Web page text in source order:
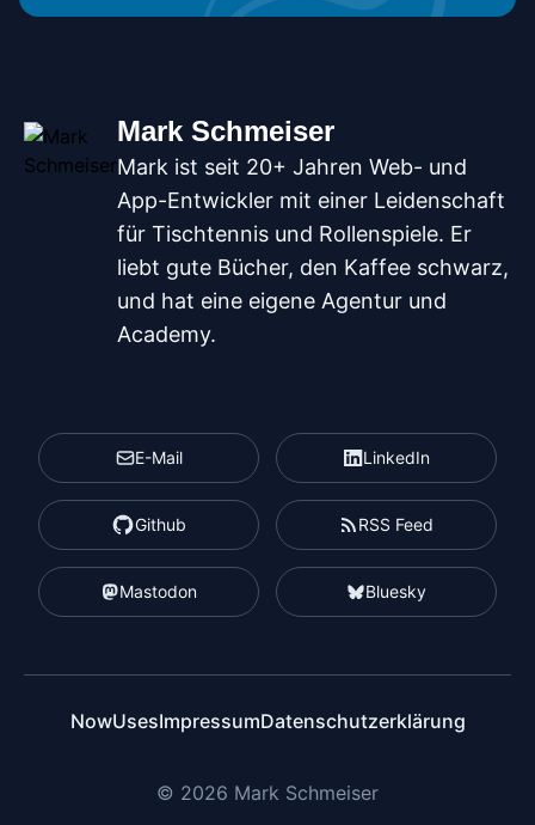
Mark Schmeiser
Mark ist seit 20+ Jahren Web- und
App-Entwickler mit einer Leidenschaft
für Tischtennis und Rollenspiele. Er
liebt gute Bücher, den Kaffee schwarz,
und hat eine eigene Agentur und
Academy.
E-Mail LinkedIn
Github RSS Feed
Mastodon Bluesky
NowUsesImpressumDatenschutzerklärung
© 2026 Mark Schmeiser